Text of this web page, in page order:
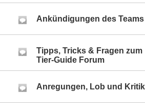
Ankündigungen des Teams
Tipps, Tricks & Fragen zum
Tier-Guide Forum
Anregungen, Lob und Kritik